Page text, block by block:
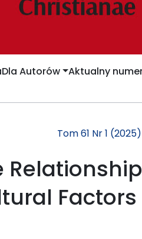
Dla Autorów Aktualny
Tom 61 Nr 1 (2025)
Relationship
Factors